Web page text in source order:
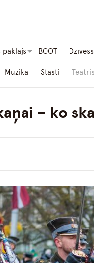
paklājs BOOT
Mūzika Stāsti
– ko